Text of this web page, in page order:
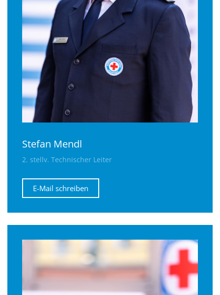
Stefan Mendl
2. stellv. Technischer Leiter
E-Mail schreiben